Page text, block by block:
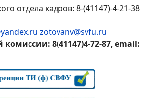
отдела кадров: 8-(41147)-4-21-38
zotovanv@svfu.ru
8(41147)4-72-87, email: